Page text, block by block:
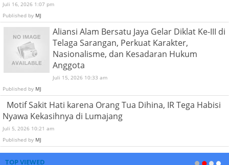
Juli 16, 2026 1:07 pm
Published by MJ
Aliansi Alam Bersatu Jaya Gelar Diklat Ke-III di
Telaga Sarangan, Perkuat Karakter,
Nasionalisme, dan Kesadaran Hukum
Anggota
Juli 15, 2026 10:33 am
Published by MJ
Motif Sakit Hati karena Orang Tua Dihina, IR Tega Habisi
Nyawa Kekasihnya di Lumajang
Juli 5, 2026 10:21 am
Published by MJ
TOP VIEWED